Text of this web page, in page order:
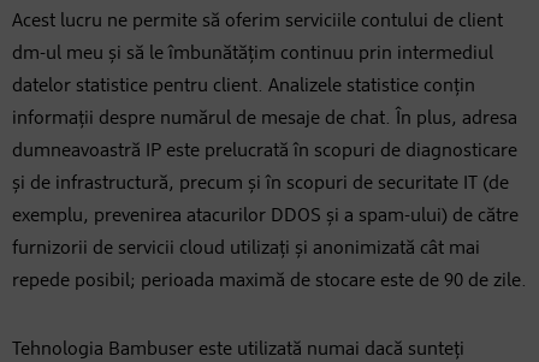
Acest lucru ne permite să oferim serviciile contului de client
dm-ul meu și să le îmbunătățim continuu prin intermediul
datelor statistice pentru client. Analizele statistice conțin
informații despre numărul de mesaje de chat. În plus, adresa
dumneavoastră IP este prelucrată în scopuri de diagnosticare
și de infrastructură, precum și în scopuri de securitate IT (de
exemplu, prevenirea atacurilor DDOS și a spam-ului) de către
furnizorii de servicii cloud utilizați și anonimizată cât mai
repede posibil; perioada maximă de stocare este de 90 de zile.
Tehnologia Bambuser este utilizată numai dacă sunteți